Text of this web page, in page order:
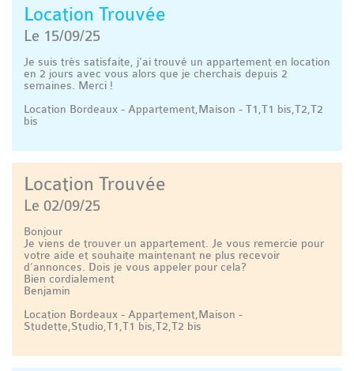
Location Trouvée
Le 15/09/25
Je suis très satisfaite, j’ai trouvé un appartement en location
en 2 jours avec vous alors que je cherchais depuis 2
semaines. Merci !
Location Bordeaux - Appartement,Maison - T1,T1 bis,T2,T2
bis
Location Trouvée
Le 02/09/25
Bonjour
Je viens de trouver un appartement. Je vous remercie pour
votre aide et souhaite maintenant ne plus recevoir
d’annonces. Dois je vous appeler pour cela?
Bien cordialement
Benjamin
Location Bordeaux - Appartement,Maison -
Studette,Studio,T1,T1 bis,T2,T2 bis